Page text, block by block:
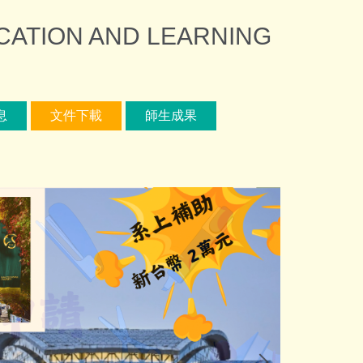
AND LEARNING
文件下載 師生成果